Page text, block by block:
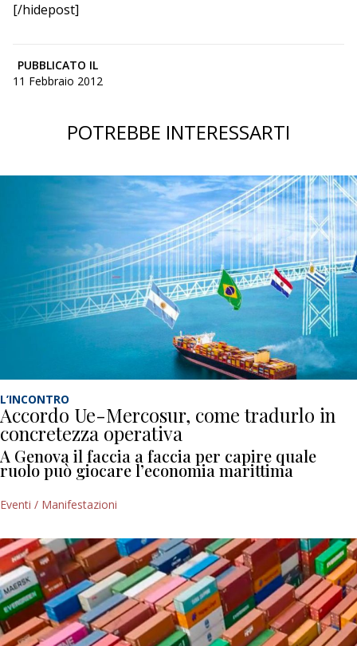
[/hidepost]
PUBBLICATO IL
11 Febbraio 2012
POTREBBE INTERESSARTI
L’INCONTRO
Accordo Ue-Mercosur, come tradurlo in
concretezza operativa
A Genova il faccia a faccia per capire quale
ruolo può giocare l’economia marittima
Eventi / Manifestazioni